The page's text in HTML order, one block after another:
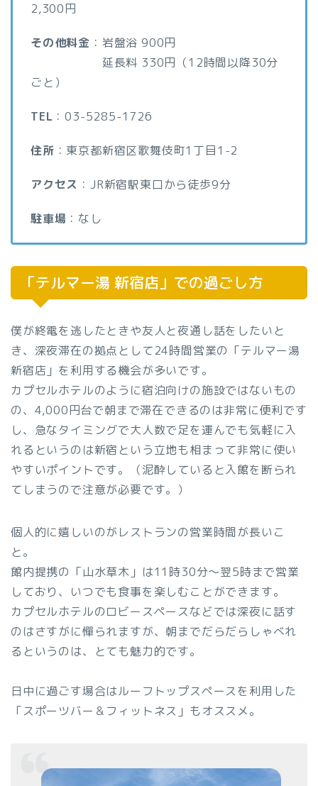
2,300円
その他料金 ：岩盤浴 900円
延長料 330円（12時間以降30分
ごと）
TEL ：03-5285-1726
住所 ：東京都新宿区歌舞伎町1丁目1-2
アクセス ：JR新宿駅東口から徒歩9分
駐車場 ：なし
「テルマー湯 新宿店」での過ごし方
僕が終電を逃したときや友人と夜通し話をしたいと
き、深夜滞在の拠点として24時間営業の「テルマー湯
新宿店」を利用する機会が多いです。
カプセルホテルのように宿泊向けの施設ではないもの
の、4,000円台で朝まで滞在できるのは非常に便利です
し、急なタイミングで大人数で足を運んでも気軽に入
れるというのは新宿という立地も相まって非常に使い
やすいポイントです。（泥酔していると入館を断られ
てしまうので注意が必要です。）
個人的に嬉しいのがレストランの営業時間が長いこ
と。
館内提携の「山水草木」は11時30分～翌5時まで営業
しており、いつでも食事を楽しむことができます。
カプセルホテルのロビースペースなどでは深夜に話す
のはさすがに憚られますが、朝までだらだらしゃべれ
るというのは、とても魅力的です。
日中に過ごす場合はルーフトップスペースを利用した
「スポーツバー＆フィットネス」もオススメ。